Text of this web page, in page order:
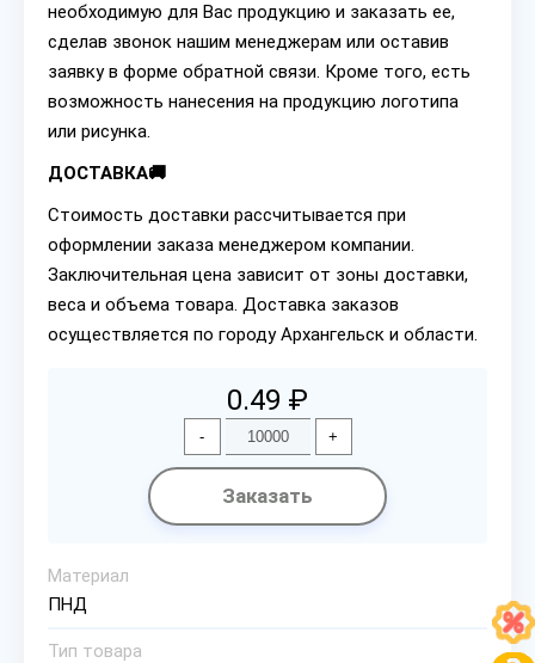
необходимую для Вас продукцию и заказать ее,
сделав звонок нашим менеджерам или оставив
заявку в форме обратной связи. Кроме того, есть
возможность нанесения на продукцию логотипа
или рисунка.
ДОСТАВКА🚚
Стоимость доставки рассчитывается при
оформлении заказа менеджером компании.
Заключительная цена зависит от зоны доставки,
веса и объема товара. Доставка заказов
осуществляется по городу Архангельск и области.
0.49 ₽
- +
Заказать
Материал
ПНД
Тип товара